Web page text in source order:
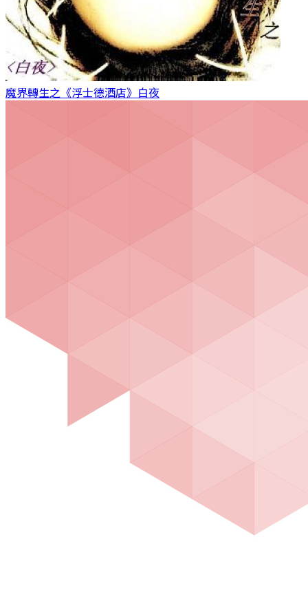
魔界轉生之《浮士德酒店》 白夜